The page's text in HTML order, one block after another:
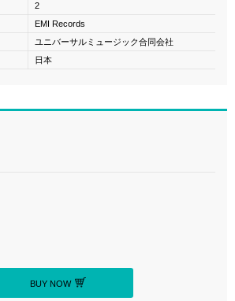
2
EMI Records
ユニバーサルミュージック合同会社
日本
BUY NOW